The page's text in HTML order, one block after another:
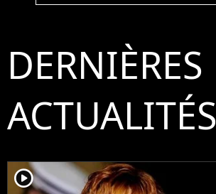
DERNIÈRES
ACTUALITÉS
player2